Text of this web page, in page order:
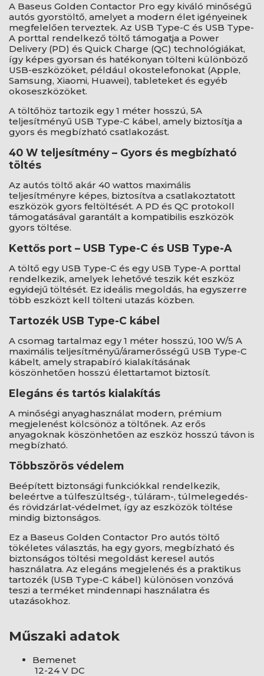
A Baseus Golden Contactor Pro egy kiváló minőségű
autós gyorstöltő, amelyet a modern élet igényeinek
megfelelően terveztek. Az USB Type-C és USB Type-
A porttal rendelkező töltő támogatja a Power
Delivery (PD) és Quick Charge (QC) technológiákat,
így képes gyorsan és hatékonyan tölteni különböző
USB-eszközöket, például okostelefonokat (Apple,
Samsung, Xiaomi, Huawei), tableteket és egyéb
okoseszközöket.
A töltőhöz tartozik egy 1 méter hosszú, 5A
teljesítményű USB Type-C kábel, amely biztosítja a
gyors és megbízható csatlakozást.
40 W teljesítmény – Gyors és megbízható
töltés
Az autós töltő akár 40 wattos maximális
teljesítményre képes, biztosítva a csatlakoztatott
eszközök gyors feltöltését. A PD és QC protokoll
támogatásával garantált a kompatibilis eszközök
gyors töltése.
Kettős port – USB Type-C és USB Type-A
A töltő egy USB Type-C és egy USB Type-A porttal
rendelkezik, amelyek lehetővé teszik két eszköz
egyidejű töltését. Ez ideális megoldás, ha egyszerre
több eszközt kell tölteni utazás közben.
Tartozék USB Type-C kábel
A csomag tartalmaz egy 1 méter hosszú, 100 W/5 A
maximális teljesítményű/áramerősségű USB Type-C
kábelt, amely strapabíró kialakításának
köszönhetően hosszú élettartamot biztosít.
Elegáns és tartós kialakítás
A minőségi anyaghasználat modern, prémium
megjelenést kölcsönöz a töltőnek. Az erős
anyagoknak köszönhetően az eszköz hosszú távon is
megbízható.
Többszörös védelem
Beépített biztonsági funkciókkal rendelkezik,
beleértve a túlfeszültség-, túláram-, túlmelegedés-
és rövidzárlat-védelmet, így az eszközök töltése
mindig biztonságos.
Ez a Baseus Golden Contactor Pro autós töltő
tökéletes választás, ha egy gyors, megbízható és
biztonságos töltési megoldást keresel autós
használatra. Az elegáns megjelenés és a praktikus
tartozék (USB Type-C kábel) különösen vonzóvá
teszi a terméket mindennapi használatra és
utazásokhoz.
Műszaki adatok
Bemenet
12-24 V DC